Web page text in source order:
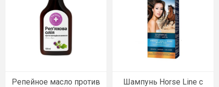
Репейное масло против
Шампунь Horse Line с